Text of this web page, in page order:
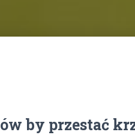
by przestać